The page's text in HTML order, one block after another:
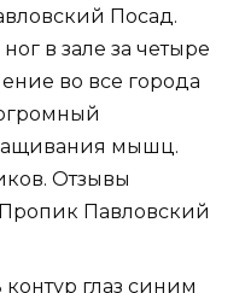
Посад.
в зале за четыре
во все города
мышц.
Отзывы
Павловский
глаз синим